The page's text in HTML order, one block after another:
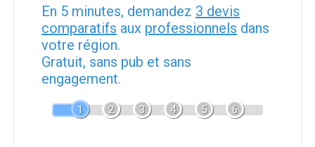
En 5 minutes, demandez 3 devis
comparatifs aux professionnels dans
votre région.
Gratuit, sans pub et sans
engagement.
1 2 3 4 5 6